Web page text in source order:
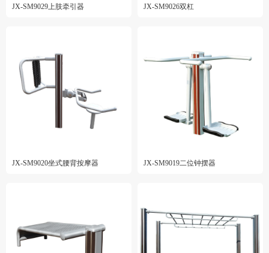
JX-SM9029上肢牵引器 JX-SM9026双杠
JX-SM9020坐式腰背按摩器 JX-SM9019二位钟摆器